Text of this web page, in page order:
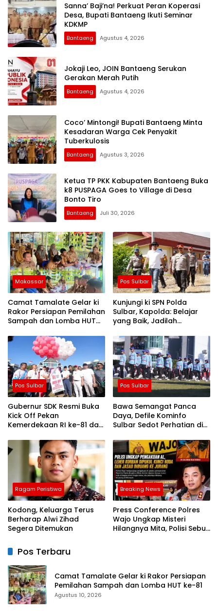
Sanna’ Baji’na! Perkuat Peran Koperasi
Desa, Bupati Bantaeng Ikuti Seminar
KDKMP
Bantaeng Agustus 4, 2026
Jokaji Leo, JOIN Bantaeng Serukan
Gerakan Merah Putih
Bantaeng Agustus 4, 2026
Coco’ Mintongi! Bupati Bantaeng Minta
Kesadaran Warga Cek Penyakit
Tuberkulosis
Bantaeng Agustus 3, 2026
Ketua TP PKK Kabupaten Bantaeng Buka
k8 PUSPAGA Goes to Village di Desa
Bonto Tiro
Bantaeng Juli 30, 2026
Makassar
Camat Tamalate Gelar ki
Rakor Persiapan Pemilahan
Sampah dan Lomba HUT
Pos Sulbar
Kunjungi ki SPN Polda
Sulbar, Kapolda: Belajar
yang Baik, Jadilah
Rakyat
Pos Sulbar
Gubernur SDK Resmi Buka
Kick Off Pekan
Kemerdekaan RI ke-81 dan
Pos Sulbar
Bawa Semangat Panca
Daya, Defile Kominfo
Sulbar Sedot Perhatian di
Gubernur
Ragam Peristiwa
Kodong, Keluarga Terus
Berharap Alwi Zihad
Segera Ditemukan
Breaking News
Press Conference Polres
Wajo Ungkap Misteri
Hilangnya Mita, Polisi Sebut
Pos Terbaru
Camat Tamalate Gelar ki Rakor Persiapan
Pemilahan Sampah dan Lomba HUT ke-81
Agustus 10, 2026